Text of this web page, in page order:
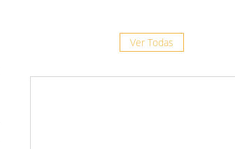
Ver Todas